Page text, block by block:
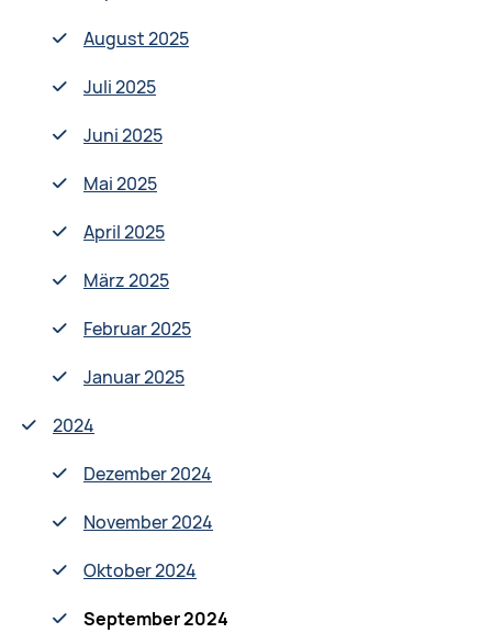
August 2025
Juli 2025
Juni 2025
Mai 2025
April 2025
März 2025
Februar 2025
Januar 2025
2024
Dezember 2024
November 2024
Oktober 2024
September 2024